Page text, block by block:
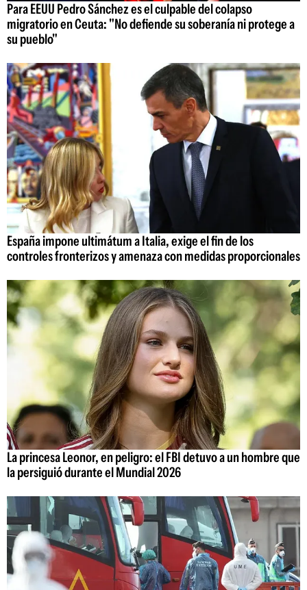
Para EEUU Pedro Sánchez es el culpable del colapso
migratorio en Ceuta: "No defiende su soberanía ni protege a
su pueblo"
España impone ultimátum a Italia, exige el fin de los
controles fronterizos y amenaza con medidas proporcionales
La princesa Leonor, en peligro: el FBI detuvo a un hombre que
la persiguió durante el Mundial 2026